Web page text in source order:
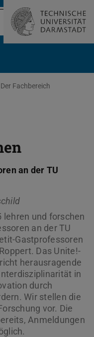
Der Fachbereich
an der TU
und forschen
an der TU
Gastprofessoren
Das Unite!-
herausragende
in
durch
Wir stellen die
vor. Die
Anmeldungen